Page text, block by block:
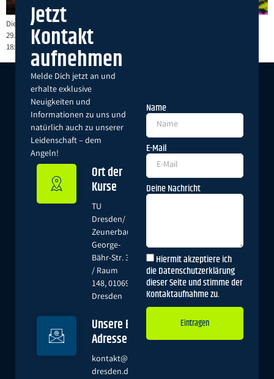
Die neuen Termine zum Fliegenbinden stehen fest. Wir treffen uns am 13.01./
29.01./26.02. und 12.03. – (Memo: Immer ungerade Kalenderwochen (Uhrzeit
18:00 – 21:00 Uhr)
Jetzt
Kontakt
aufnehmen
Melde Dich jetzt an und
erhalte exklusive
Neuigkeiten und
Informationen zu uns und
natürlich auch zu unserer
Leidenschaft – dem
Angeln!
Ort der
Kurse
TU
Dresden/
Zeunerbau,
George-
Bähr-Str. 3
/ Raum
148, 01069
Dresden
Unsere E-Mail-
Adresse
kontakt@angeln-
dresden.de
Name
E-Mail
Deine Nachricht
Hiermit akzeptiere ich
die Datenschutzerklärung
dieser Seite und stimme der
Kontaktaufnahme zu.
Eintragen
Alternative: